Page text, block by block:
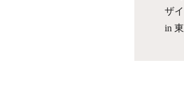
ザ
in